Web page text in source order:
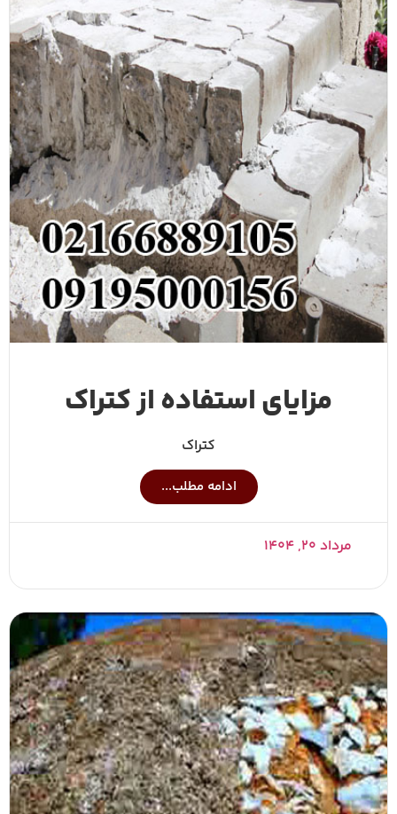
مزایای استفاده از کتراک
کتراک
ادامه مطلب...
مرداد ۲۰, ۱۴۰۴